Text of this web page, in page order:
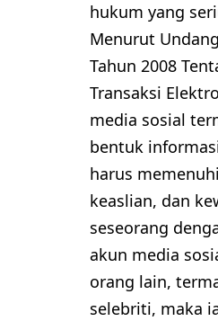
hukum yang
Menurut
Tahun 2008
Transaksi
media sosial
bentuk
harus
keaslian, dan
seseorang
akun media
orang lain,
selebriti, maka